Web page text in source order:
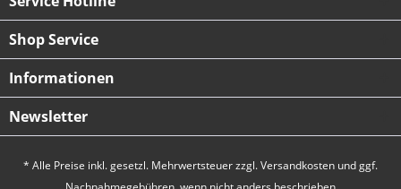
Shop Service
Informationen
Newsletter
* Alle Preise inkl. gesetzl. Mehrwertsteuer zzgl.Versandkosten und ggf.